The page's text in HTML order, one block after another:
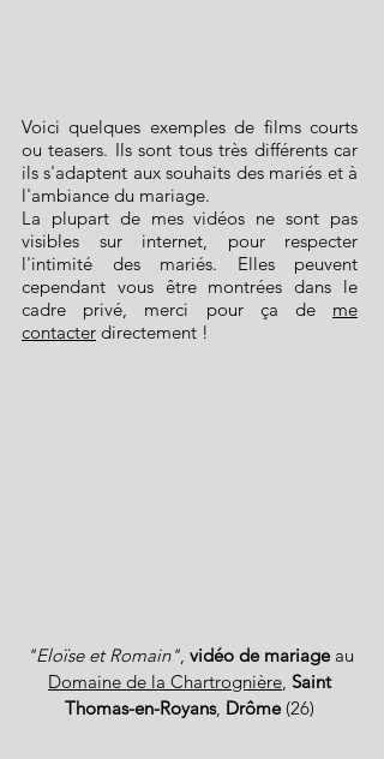
Voici quelques exemples de films courts
ou teasers. Ils sont tous très différents car
ils s'adaptent aux souhaits des mariés et à
l'ambiance du mariage.
La plupart de mes vidéos ne sont pas
visibles sur internet, pour respecter
l'intimité des mariés. Elles peuvent
cependant vous être montrées dans le
cadre privé, merci pour ça de me
contacter directement !
"Eloïse et Romain", vidéo de mariageau
Domaine de la Chartrognière, Saint
Thomas-en-Royans, Drôme(26)